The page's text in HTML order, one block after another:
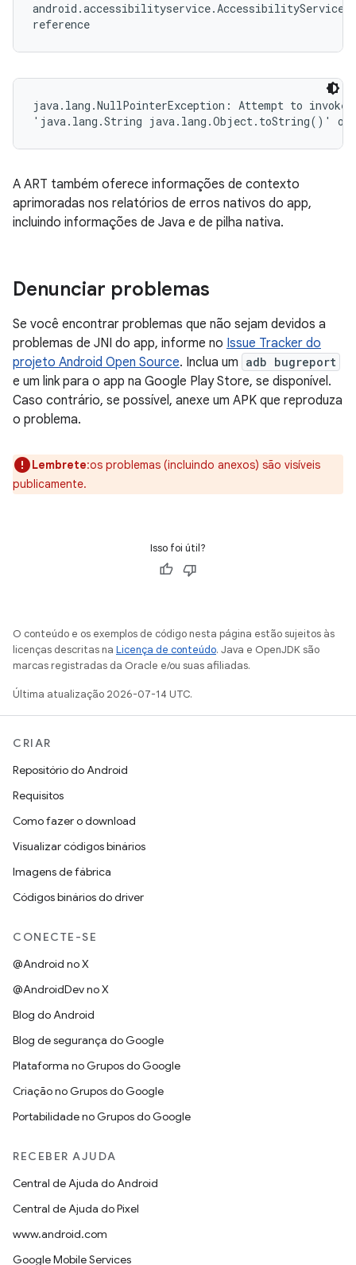
reference
java.lang.NullPointerException: Attempt to invoke
'java.lang.String java.lang.Object.toString()' on
A ART também oferece informações de contexto
aprimoradas nos relatórios de erros nativos do app,
incluindo informações de Java e de pilha nativa.
Denunciar problemas
Se você encontrar problemas que não sejam devidos a
problemas de JNI do app, informe no Issue Tracker do
projeto Android Open Source. Inclua um adb bugreport
e um link para o app na Google Play Store, se disponível.
Caso contrário, se possível, anexe um APK que reproduza
o problema.
Lembrete:os problemas (incluindo anexos) são visíveis
publicamente.
Isso foi útil?
O conteúdo e os exemplos de código nesta página estão sujeitos às
licenças descritas na Licença de conteúdo. Java e OpenJDK são
marcas registradas da Oracle e/ou suas afiliadas.
Última atualização 2026-07-14 UTC.
CRIAR
Repositório do Android
Requisitos
Como fazer o download
Visualizar códigos binários
Imagens de fábrica
Códigos binários do driver
CONECTE-SE
@Android no X
@AndroidDev no X
Blog do Android
Blog de segurança do Google
Plataforma no Grupos do Google
Criação no Grupos do Google
Portabilidade no Grupos do Google
RECEBER AJUDA
Central de Ajuda do Android
Central de Ajuda do Pixel
www.android.com
Google Mobile Services